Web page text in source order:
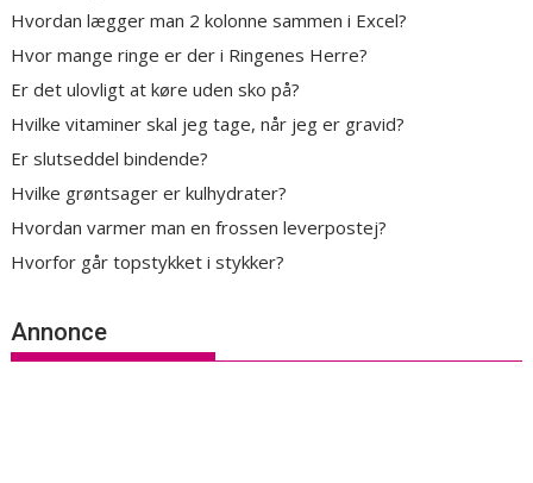
Hvordan lægger man 2 kolonne sammen i Excel?
Hvor mange ringe er der i Ringenes Herre?
Er det ulovligt at køre uden sko på?
Hvilke vitaminer skal jeg tage, når jeg er gravid?
Er slutseddel bindende?
Hvilke grøntsager er kulhydrater?
Hvordan varmer man en frossen leverpostej?
Hvorfor går topstykket i stykker?
Annonce